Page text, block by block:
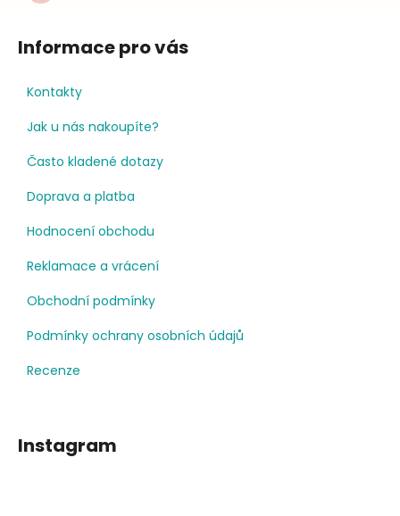
Informace pro vás
Kontakty
Jak u nás nakoupíte?
Často kladené dotazy
Doprava a platba
Hodnocení obchodu
Reklamace a vrácení
Obchodní podmínky
Podmínky ochrany osobních údajů
Recenze
Instagram